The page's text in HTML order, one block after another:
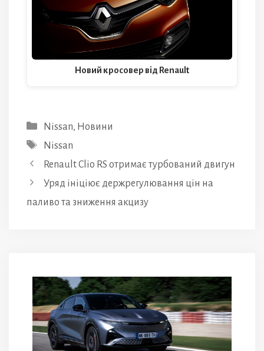
Новий кросовер від Renault
Категорії
Nissan, Новини
Позначки
Nissan
Renault Clio RS отримає турбований двигун
Уряд ініціює держрегулювання цін на
паливо та зниження акцизу